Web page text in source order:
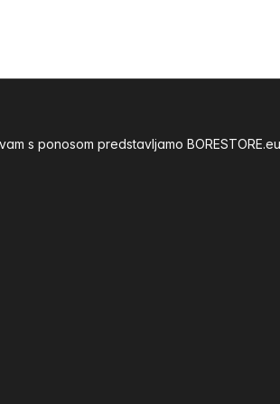
s ponosom predstavljamo